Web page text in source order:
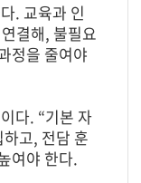
. 교육과 인
결해, 불필요
정을 줄여야
다. “기본 자
고, 전담 훈
여야 한다.